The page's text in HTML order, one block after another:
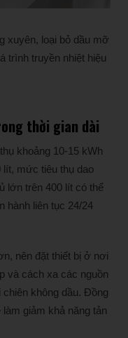
xuyên, loại bỏ dầu mỡ
trình truyền nhiệt hiệu
thời gian dài
khoảng 10-15 kWh
mức tiêu thụ dao
lớn trên 400 lít có thể
hành liên tục 24/24
nên đặt thiết bị ở nơi
và cách xa các nguồn
chiên không dầu. Đồng
giảm khả năng tản